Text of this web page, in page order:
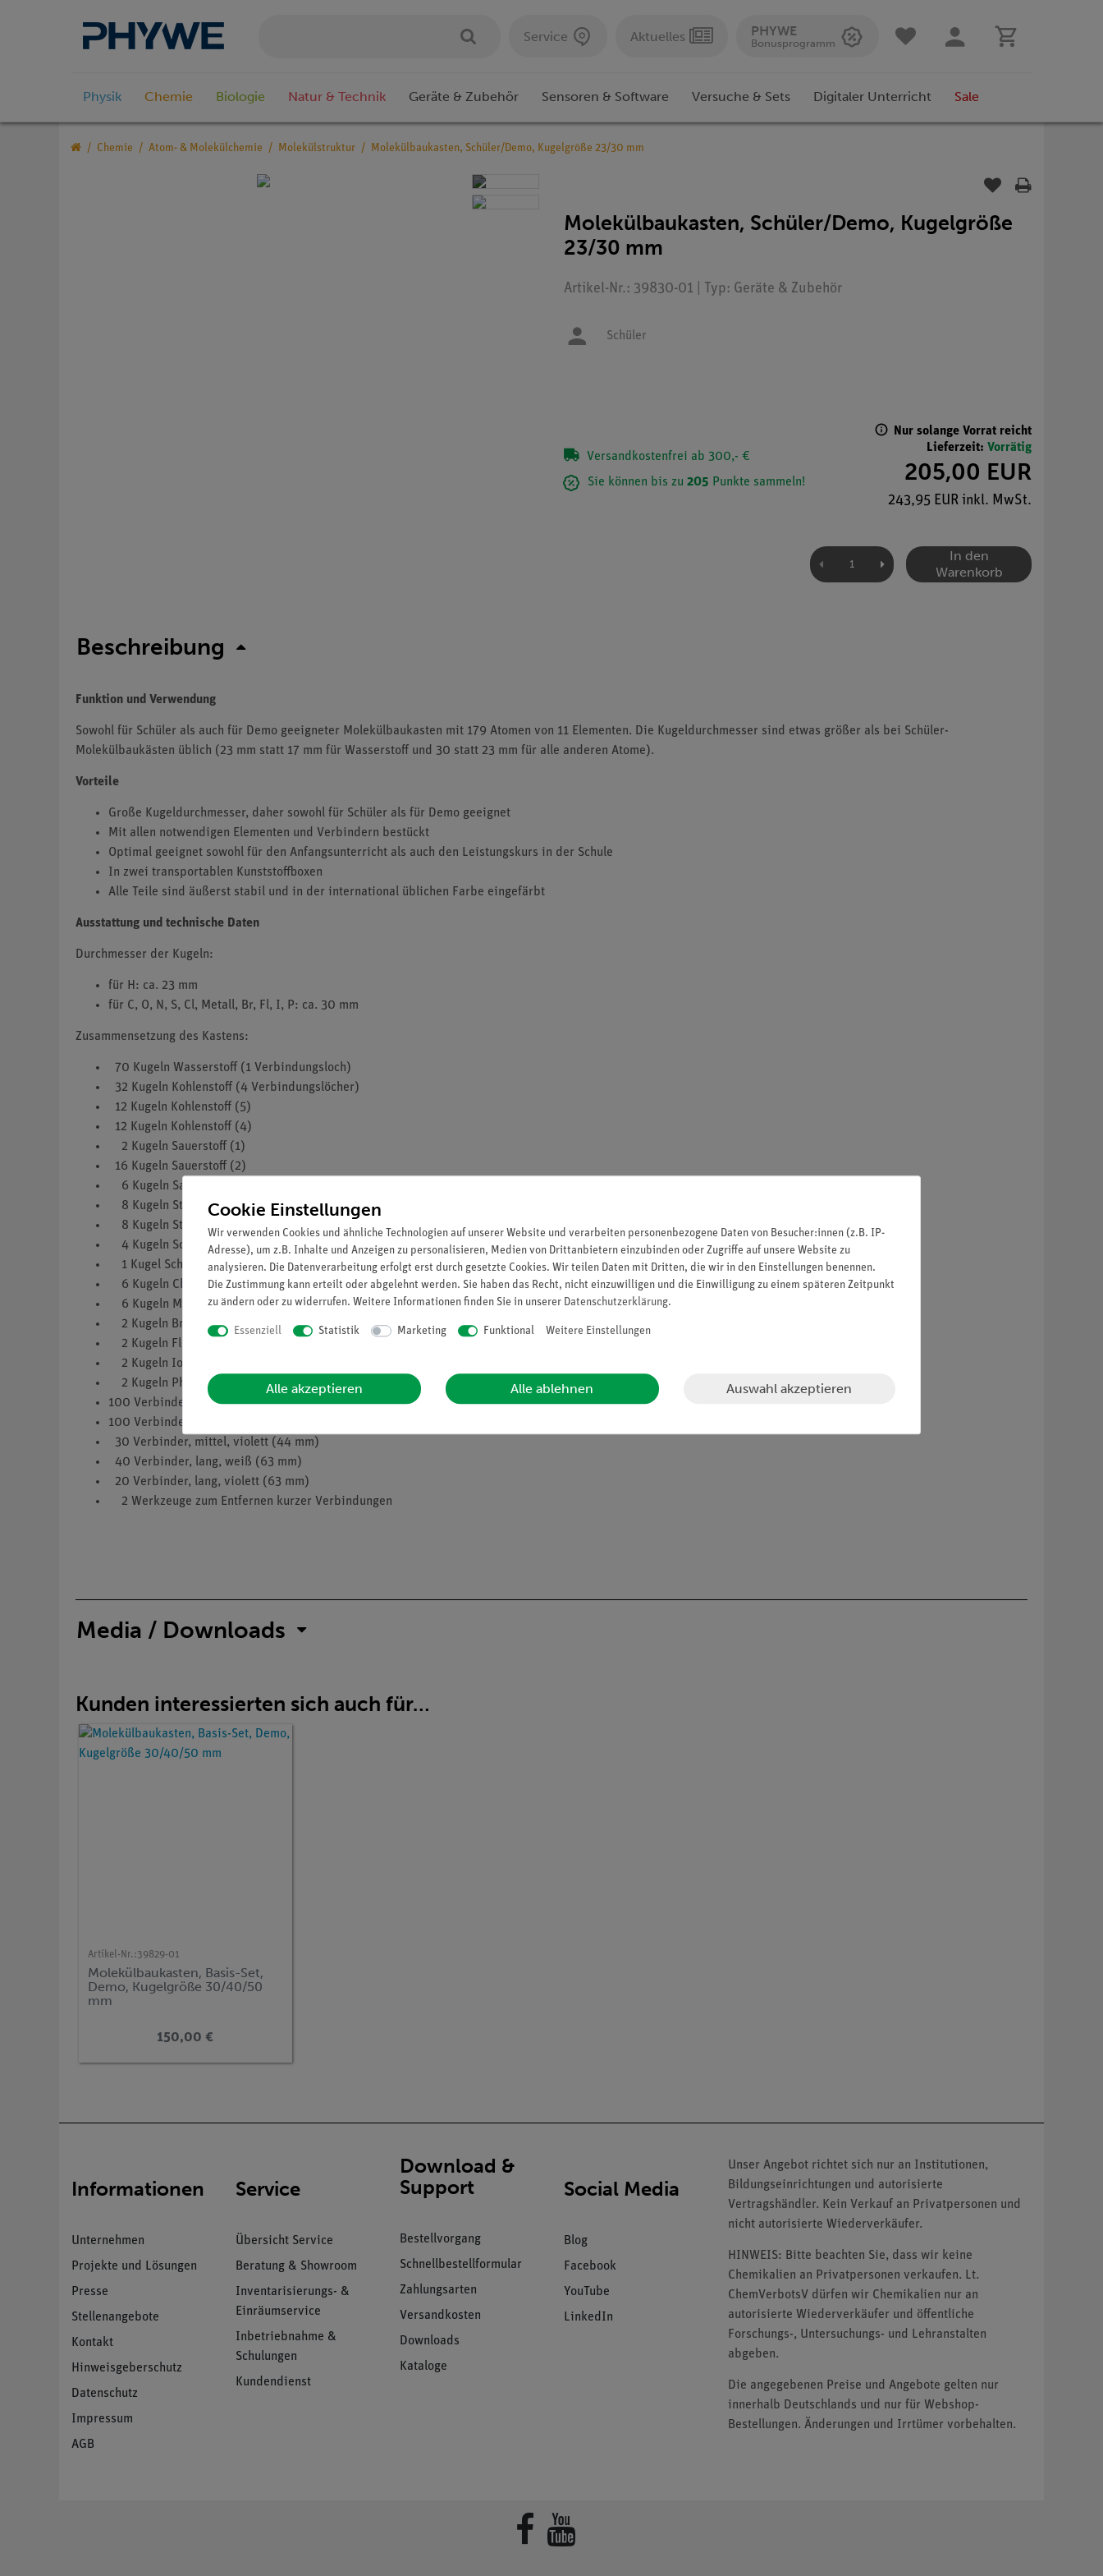
Service Aktuelles PHYWE
Bonusprogramm
Physik Chemie Biologie Natur & Technik Geräte & Zubehör Sensoren & Software Versuche & Sets Digitaler Unterricht Sale
Chemie Atom- & Molekülchemie Molekülstruktur Molekülbaukasten, Schüler/Demo, Kugelgröße 23/30 mm
Molekülbaukasten, Schüler/Demo, Kugelgröße
23/30 mm
Artikel-Nr.: 39830-01 | Typ: Geräte & Zubehör
Schüler
Versandkostenfrei ab 300,- €
Sie können bis zu 205 Punkte sammeln!
Nur solange Vorrat reicht
Lieferzeit: Vorrätig
205,00 EUR
243,95 EUR inkl. MwSt.
In den
Warenkorb
Beschreibung
Funktion und Verwendung
Sowohl für Schüler als auch für Demo geeigneter Molekülbaukasten mit 179 Atomen von 11 Elementen. Die Kugeldurchmesser sind etwas größer als bei Schüler-
Molekülbaukästen üblich (23 mm statt 17 mm für Wasserstoff und 30 statt 23 mm für alle anderen Atome).
Vorteile
Große Kugeldurchmesser, daher sowohl für Schüler als für Demo geeignet
Mit allen notwendigen Elementen und Verbindern bestückt
Optimal geeignet sowohl für den Anfangsunterricht als auch den Leistungskurs in der Schule
In zwei transportablen Kunststoffboxen
Alle Teile sind äußerst stabil und in der international üblichen Farbe eingefärbt
Ausstattung und technische Daten
Durchmesser der Kugeln:
für H: ca. 23 mm
für C, O, N, S, Cl, Metall, Br, Fl, I, P: ca. 30 mm
Zusammensetzung des Kastens:
70 Kugeln Wasserstoff (1 Verbindungsloch)
32 Kugeln Kohlenstoff (4 Verbindungslöcher)
12 Kugeln Kohlenstoff (5)
12 Kugeln Kohlenstoff (4)
2 Kugeln Sauerstoff (1)
16 Kugeln Sauerstoff (2)
6 Kugeln Sauerstoff (5)
8 Kugeln Stickstock (3)
8 Kugeln Stickstoff (4)
4 Kugeln Schwefel (2)
1 Kugel Schwefel (6)
6 Kugeln Chor (1)
6 Kugeln Metall (1)
2 Kugeln Brom (1)
2 Kugeln Flour (1)
2 Kugeln Iod (1)
2 Kugeln Phosphor (5)
100 Verbinder, kurz, weiß (11 mm)
100 Verbinder, mittel, weiß (44 mm)
30 Verbinder, mittel, violett (44 mm)
40 Verbinder, lang, weiß (63 mm)
20 Verbinder, lang, violett (63 mm)
2 Werkzeuge zum Entfernen kurzer Verbindungen
Media / Downloads
Kunden interessierten sich auch für…
Artikel-Nr.:39829-01
Molekülbaukasten, Basis-Set,
Demo, Kugelgröße 30/40/50
mm
150,00 €
Informationen
Unternehmen
Projekte und Lösungen
Presse
Stellenangebote
Kontakt
Hinweisgeberschutz
Datenschutz
Impressum
AGB
Service
Übersicht Service
Beratung & Showroom
Inventarisierungs- &
Einräumservice
Inbetriebnahme &
Schulungen
Kundendienst
Download &
Support
Bestellvorgang
Schnellbestellformular
Zahlungsarten
Versandkosten
Downloads
Kataloge
Social Media
Blog
Facebook
YouTube
LinkedIn
Unser Angebot richtet sich nur an Institutionen,
Bildungseinrichtungen und autorisierte
Vertragshändler. Kein Verkauf an Privatpersonen und
nicht autorisierte Wiederverkäufer.
HINWEIS: Bitte beachten Sie, dass wir keine
Chemikalien an Privatpersonen verkaufen. Lt.
ChemVerbotsV dürfen wir Chemikalien nur an
autorisierte Wiederverkäufer und öffentliche
Forschungs-, Untersuchungs- und Lehranstalten
abgeben.
Die angegebenen Preise und Angebote gelten nur
innerhalb Deutschlands und nur für Webshop-
Bestellungen. Änderungen und Irrtümer vorbehalten.
Cookie Einstellungen
Wir verwenden Cookies und ähnliche Technologien auf unserer Website und verarbeiten personenbezogene Daten von Besucher:innen (z.B. IP-
Adresse), um z.B. Inhalte und Anzeigen zu personalisieren, Medien von Drittanbietern einzubinden oder Zugriffe auf unsere Website zu
analysieren. Die Datenverarbeitung erfolgt erst durch gesetzte Cookies. Wir teilen Daten mit Dritten, die wir in den Einstellungen benennen.
Die Zustimmung kann erteilt oder abgelehnt werden. Sie haben das Recht, nicht einzuwilligen und die Einwilligung zu einem späteren Zeitpunkt
zu ändern oder zu widerrufen. Weitere Informationen finden Sie in unserer Daten­schutz­erklärung.
Essenziell Statistik Marketing Funktional Weitere Einstellungen
Alle akzeptieren Alle ablehnen Auswahl akzeptieren